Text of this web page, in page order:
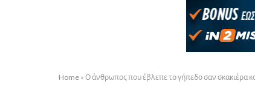
Home » Ο άνθρωπος που έβλεπε το γήπεδο σαν σκακιέρα